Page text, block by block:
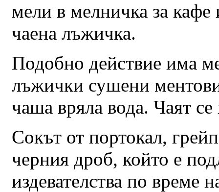
мели в мелничка за кафе
чаена лъжичка.
Подобно действие има
лъжички сушени
чаша вряла вода. Чаят
Сокът от портокал,
черния дроб, който е
издевателства по време